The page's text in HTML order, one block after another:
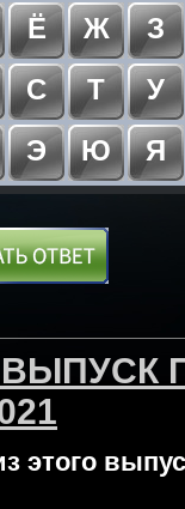
Ё Ж
З
С Т
У
Э Ю Я
этого